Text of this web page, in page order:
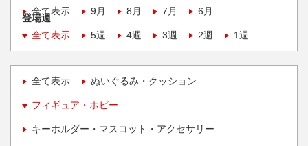
全て表示
9月 8月 7月 6月
登場週
全て表示
5週 4週 3週 2週 1週
全て表示 ぬいぐるみ・クッション
フィギュア・ホビー
キーホルダー・マスコット・アクセサリー